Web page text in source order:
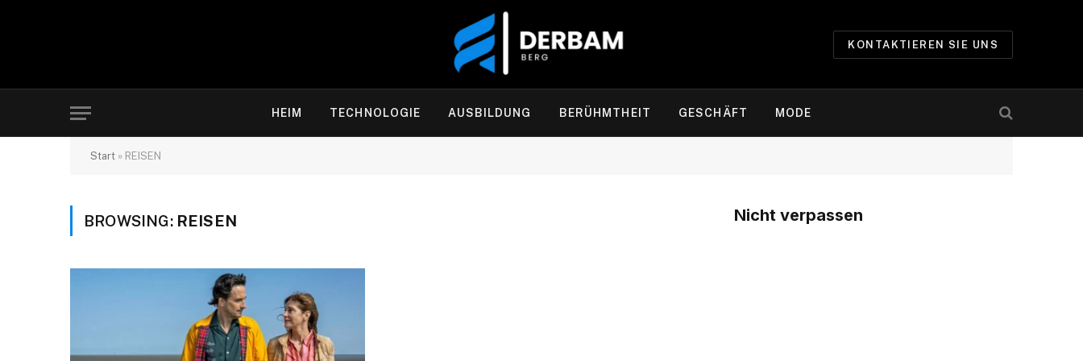
KONTAKTIEREN SIE UNS
HEIM TECHNOLOGIE AUSBILDUNG BERÜHMTHEIT GESCHÄFT MODE
Start » REISEN
BROWSING: REISEN Nicht verpassen